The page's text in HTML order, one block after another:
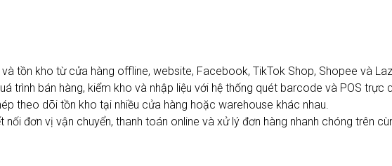
tồn kho từ cửa hàng offline, website, Facebook, TikTok Shop, Shopee và
trình bán hàng, kiểm kho và nhập liệu với hệ thống quét barcode và POS trực
theo dõi tồn kho tại nhiều cửa hàng hoặc warehouse khác nhau.
nối đơn vị vận chuyển, thanh toán online và xử lý đơn hàng nhanh chóng trên